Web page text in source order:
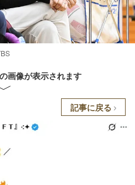
画像が表示されます
記事に戻る